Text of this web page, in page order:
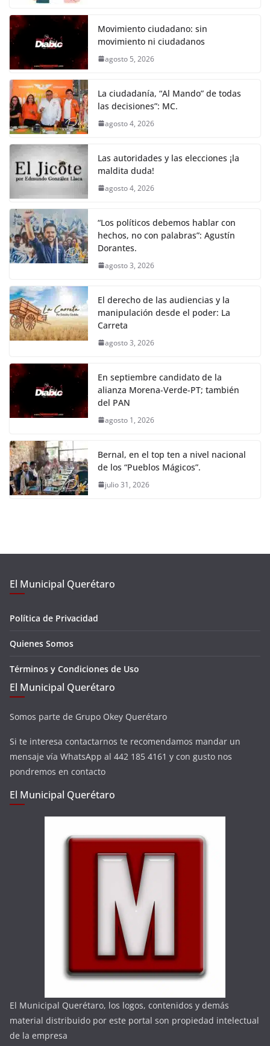
Movimiento ciudadano: sin
movimiento ni ciudadanos
agosto 5, 2026
La ciudadanía, “Al Mando” de todas
las decisiones”: MC.
agosto 4, 2026
Las autoridades y las elecciones ¡la
maldita duda!
agosto 4, 2026
“Los políticos debemos hablar con
hechos, no con palabras”: Agustín
Dorantes.
agosto 3, 2026
El derecho de las audiencias y la
manipulación desde el poder: La
Carreta
agosto 3, 2026
En septiembre candidato de la
alianza Morena-Verde-PT; también
del PAN
agosto 1, 2026
Bernal, en el top ten a nivel nacional
de los “Pueblos Mágicos”.
julio 31, 2026
El Municipal Querétaro
Política de Privacidad
Quienes Somos
Términos y Condiciones de Uso
El Municipal Querétaro
Somos parte de Grupo Okey Querétaro
Si te interesa contactarnos te recomendamos mandar un
mensaje vía WhatsApp al 442 185 4161 y con gusto nos
pondremos en contacto
El Municipal Querétaro
El Municipal Querétaro, los logos, contenidos y demás
material distribuido por este portal son propiedad intelectual
de la empresa